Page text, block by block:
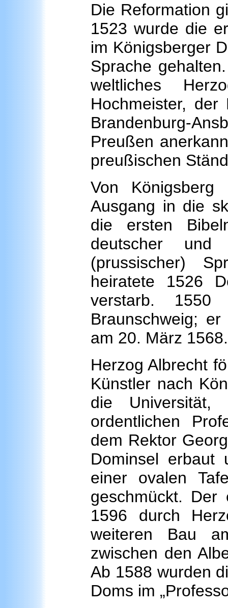
Die Reformation
1523 wurde die
im Königsberger
Sprache
weltliches
Hochmeister, der
Brandenburg-
Preußen
preußischen
Von
Ausgang in die
die ersten
deutscher
(prussischer)
heiratete 1526
verstarb.
Braunschweig;
am 20. März 1568.
Herzog Albrecht
Künstler nach
die
ordentlichen
dem Rektor
Dominsel erbaut
einer ovalen
geschmückt.
1596 durch
weiteren Bau
zwischen den
Ab 1588 wurden
Doms im